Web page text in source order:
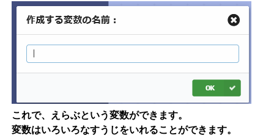
これで、えらぶという変数ができます。
変数はいろいろなすうじをいれることができます。